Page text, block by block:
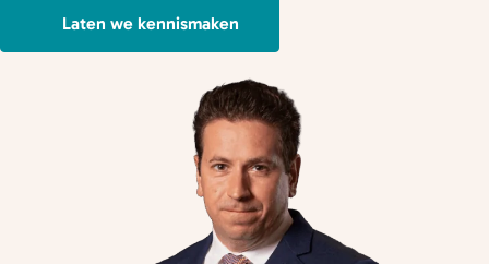
Laten we kennismaken